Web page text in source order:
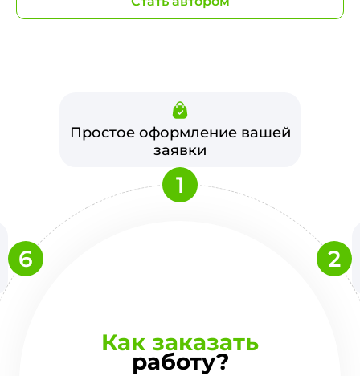
Как заказать
работу?
Простое оформление вашей
заявки
1
2
6